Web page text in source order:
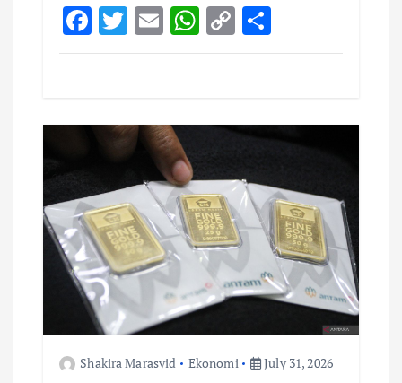
F
ac
o
k
T
w
r
E
m
W
h
A
p
C
o
Li
k
S
h
Shakira Marasyid Ekonomi July 31, 2026